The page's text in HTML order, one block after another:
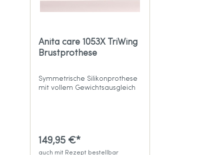
Anita care 1053X TriWing
Brustprothese
Symmetrische Silikonprothese
mit vollem Gewichtsausgleich
149,95 €*
auch mit Rezept bestellbar